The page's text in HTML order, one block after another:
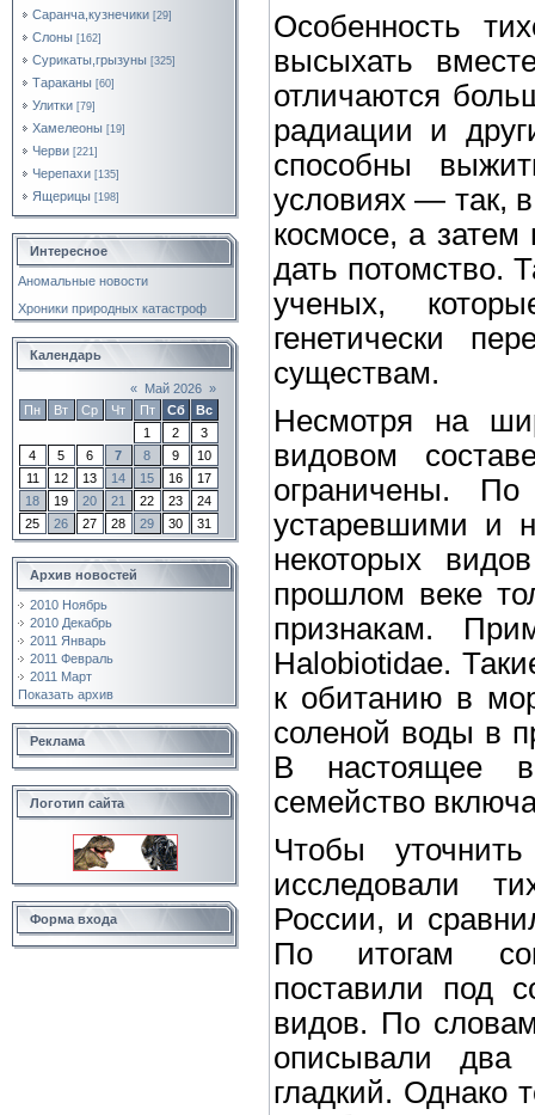
Саранча,кузнечики [29]
Слоны [162]
Сурикаты,грызуны [325]
Тараканы [60]
Улитки [79]
Хамелеоны [19]
Черви [221]
Черепахи [135]
Ящерицы [198]
Интересное
Аномальные новости
Хроники природных катастроф
Календарь
« Май 2026 »
Пн
Вт Ср Чт Пт Сб
Вс
1
2
3
4
5 6 7 8 9
10
11
12 13 14 15 16
17
18
19 20 21 22 23
24
25
26 27 28 29 30 31
Архив новостей
2010 Ноябрь
2010 Декабрь
2011 Январь
2011 Февраль
2011 Март
Показать архив
Реклама
Логотип сайта
Форма входа
Особенность
высыхать
отличаются
радиации и
способны
условиях — так,
космосе, а
дать потомство.
ученых,
генетически
существам.
Несмотря на
видовом
ограничены.
устаревшими и
некоторых
прошлом веке
признакам.
Halobiotidae.
к обитанию в
соленой воды в
В настоящее
семейство
Чтобы
исследовали
России, и
По итогам
поставили под
видов. По
описывали
гладкий. Однако